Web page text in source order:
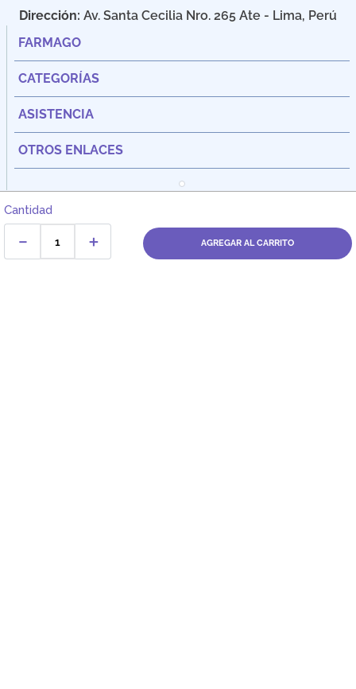
Cantidad
＋
－ AGREGAR AL CARRITO
Dirección: Av. Santa Cecilia Nro. 265 Ate - Lima, Perú
FARMAGO
CATEGORÍAS
ASISTENCIA
OTROS ENLACES